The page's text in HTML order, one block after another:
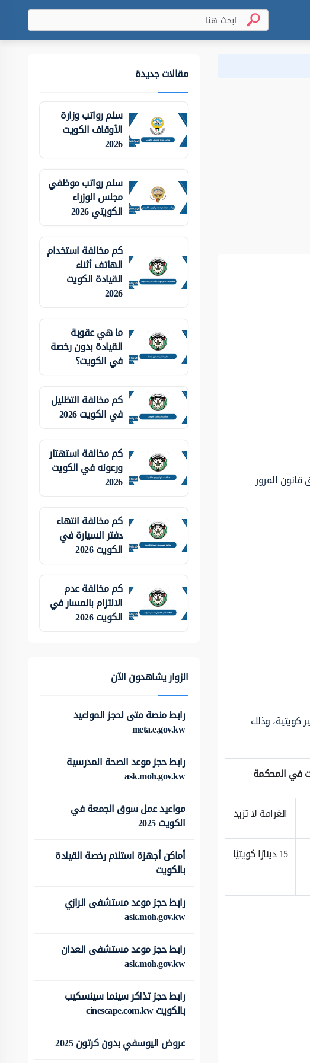
المرور
مقابل دفع 10 دنانير كويتية، وذلك
في المحكمة
الغرامة لا تزيد
15 دينارًا كويتيًا
مقالات جديدة
سلم رواتب وزارة
الأوقاف الكويت
2026
سلم رواتب موظفي
مجلس الوزراء
الكويتي 2026
كم مخالفة استخدام
الهاتف أثناء
القيادة الكويت
2026
ما هي عقوبة
القيادة بدون رخصة
في الكويت؟
كم مخالفة التظليل
في الكويت 2026
كم مخالفة استهتار
ورعونه في الكويت
2026
كم مخالفة انتهاء
دفتر السيارة في
الكويت 2026
كم مخالفة عدم
الالتزام بالمسار في
الكويت 2026
الزوار يشاهدون الآن
رابط منصة متى لحجز المواعيد
meta.e.gov.kw
رابط حجز موعد الصحة المدرسية
ask.moh.gov.kw
مواعيد عمل سوق الجمعة في
الكويت 2025
أماكن أجهزة استلام رخصة القيادة
بالكويت
رابط حجز موعد مستشفى الرازي
ask.moh.gov.kw
رابط حجز موعد مستشفى العدان
ask.moh.gov.kw
رابط حجز تذاكر سينما سينسكيب
بالكويت cinescape.com.kw
عروض اليوسفي بدون كرتون 2025